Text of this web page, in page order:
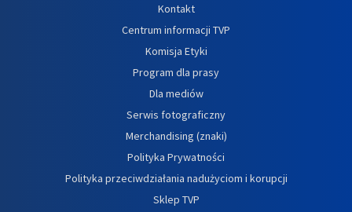
Kontakt
Centrum informacji TVP
Komisja Etyki
Program dla prasy
Dla mediów
Serwis fotograficzny
Merchandising (znaki)
Polityka Prywatności
Polityka przeciwdziałania nadużyciom i korupcji
Sklep TVP